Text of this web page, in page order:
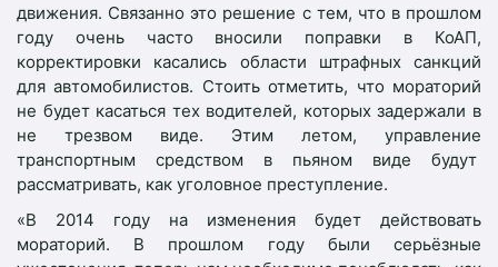
движения. Связанно это решение с тем, что в прошлом
году очень часто вносили поправки в КоАП,
корректировки касались области штрафных санкций
для автомобилистов. Стоить отметить, что мораторий
не будет касаться тех водителей, которых задержали в
не трезвом виде. Этим летом, управление
транспортным средством в пьяном виде будут
рассматривать, как уголовное преступление.
«В 2014 году на изменения будет действовать
мораторий. В прошлом году были серьёзные